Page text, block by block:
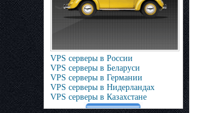
VPS серверы в России
VPS серверы в Беларуси
VPS серверы в Германии
VPS серверы в Нидерландах
VPS серверы в Казахстане